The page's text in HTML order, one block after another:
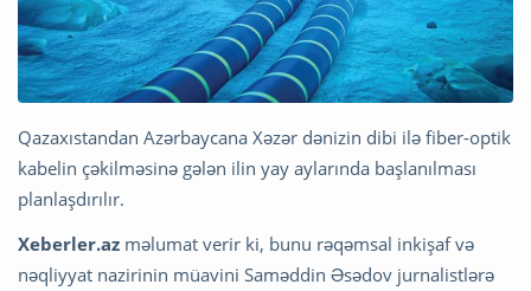
Qazaxıstandan Azərbaycana Xəzər dənizin dibi ilə fiber-optik
kabelin çəkilməsinə gələn ilin yay aylarında başlanılması
planlaşdırılır.
Xeberler.az məlumat verir ki, bunu rəqəmsal inkişaf və
nəqliyyat nazirinin müavini Saməddin Əsədov jurnalistlərə